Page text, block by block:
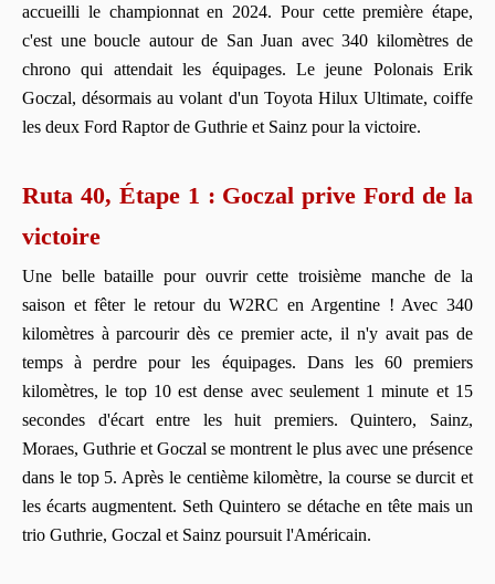
accueilli le championnat en 2024. Pour cette première étape,
c'est une boucle autour de San Juan avec 340 kilomètres de
chrono qui attendait les équipages. Le jeune Polonais Erik
Goczal, désormais au volant d'un Toyota Hilux Ultimate, coiffe
les deux Ford Raptor de Guthrie et Sainz pour la victoire.
Ruta 40, Étape 1 : Goczal prive Ford de la
victoire
Une belle bataille pour ouvrir cette troisième manche de la
saison et fêter le retour du W2RC en Argentine ! Avec 340
kilomètres à parcourir dès ce premier acte, il n'y avait pas de
temps à perdre pour les équipages. Dans les 60 premiers
kilomètres, le top 10 est dense avec seulement 1 minute et 15
secondes d'écart entre les huit premiers. Quintero, Sainz,
Moraes, Guthrie et Goczal se montrent le plus avec une présence
dans le top 5. Après le centième kilomètre, la course se durcit et
les écarts augmentent. Seth Quintero se détache en tête mais un
trio Guthrie, Goczal et Sainz poursuit l'Américain.